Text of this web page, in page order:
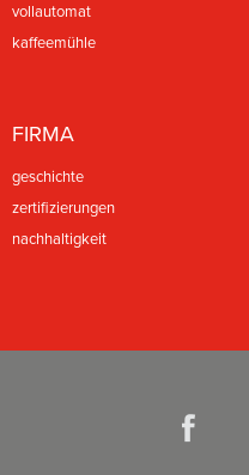
vollautomat
kaffeemühle
FIRMA
geschichte
zertifizierungen
nachhaltigkeit